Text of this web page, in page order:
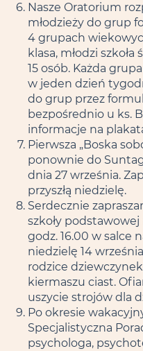
Nasze Oratorium
młodzieży do grup
4 grupach
klasa, młodzi
15 osób. Każda
w jeden dzień
do grup przez
bezpośrednio u ks.
informacje na
Pierwsza „Boska
ponownie do
dnia 27 września.
przyszłą niedzielę.
Serdecznie
szkoły
godz. 16.00 w salce
niedzielę 14
rodzice
kiermaszu ciast.
uszycie strojów dla
Po okresie
Specjalistyczna
psychologa,